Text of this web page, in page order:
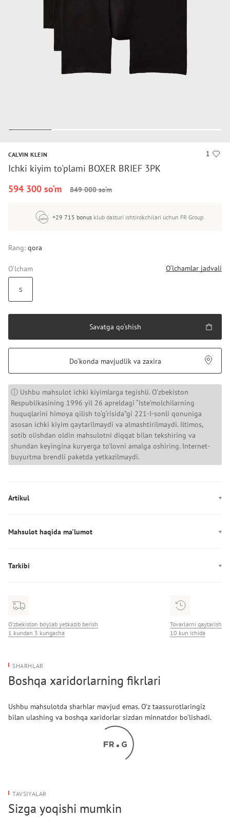
1
CALVIN KLEIN
Ichki kiyim to'plami BOXER BRIEF 3PK
594 300 so‘m
849 000 so‘m
+29 715 bonus klub dasturi ishtirokchilari uchun FR Group
Rang: qora
O‘lcham O‘lchamlar jadvali
S
Savatga qo‘shish
Do‘konda mavjudlik va zaxira
ⓘ Ushbu mahsulot ichki kiyimlarga tegishli. O‘zbekiston
Respublikasining 1996 yil 26 apreldagi “Iste’molchilarning
huquqlarini himoya qilish to‘g‘risida”gi 221-I-sonli qonuniga
asosan ichki kiyim qaytarilmaydi va almashtirilmaydi. Iltimos,
sotib olishdan oldin mahsulotni diqqat bilan tekshiring va
shundan keyingina kuryerga to'lovni amalga oshiring. Internet-
buyurtma brendli paketda yetkazilmaydi.
Artikul
Mahsulot haqida ma'lumot
Tarkibi
O‘zbekiston bo‘ylab yetkazib berish
1 kundan 3 kungacha
Tovarlarni qaytarish
10 kun ichida
SHARHLAR
Boshqa xaridorlarning fikrlari
Ushbu mahsulotda sharhlar mavjud emas. O'z taassurotlaringiz
bilan ulashing va boshqa xaridorlar sizdan minnatdor bo'lishadi.
TAVSIYALAR
Sizga yoqishi mumkin